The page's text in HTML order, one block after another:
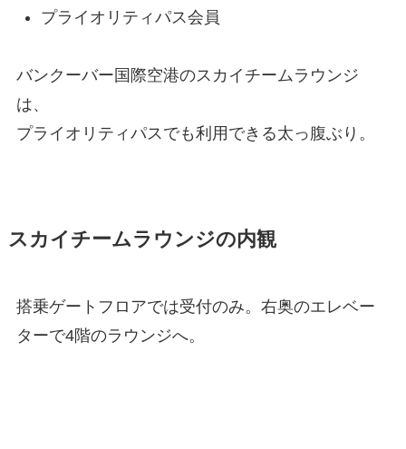
プライオリティパス会員
バンクーバー国際空港のスカイチームラウンジ
は、
プライオリティパスでも利用できる太っ腹ぶり。
スカイチームラウンジの内観
搭乗ゲートフロアでは受付のみ。右奥のエレベー
ターで4階のラウンジへ。